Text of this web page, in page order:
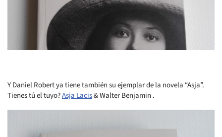
Y Daniel Robert ya tiene también su ejemplar de la novela “Asja”.
Tienes tú el tuyo?Asja Lacis& Walter Benjamin .